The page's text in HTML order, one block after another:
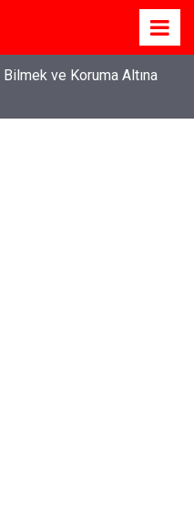
Bilmek ve Koruma Altına